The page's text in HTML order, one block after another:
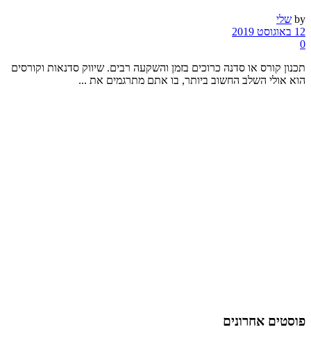
by שלי
12 באוגוסט 2019
0
תכנון קורס או סדנה כרוכים בזמן והשקעה רבים. שיווק סדנאות וקורסים
הוא אולי השלב החשוב ביותר, בו אתם מתרגמים את ...
פוסטים אחרונים